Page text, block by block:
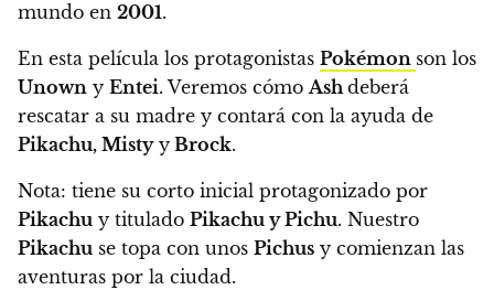
mundo en 2001.
En esta película los protagonistas Pokémon son los
Unown y Entei.Veremos cómoAshdeberá
rescatar a su madre y contará con la ayuda de
Pikachu, Mistyy Brock.
Nota: tiene su corto inicial protagonizado por
Pikachuy titulado Pikachu y Pichu. Nuestro
Pikachuse topa con unos Pichus y comienzan las
aventuras por la ciudad.